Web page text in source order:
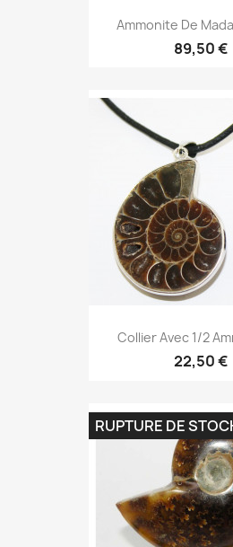
Ammonite De
89,50 €
Collier Avec 1/2
22,50 €
RUPTURE DE